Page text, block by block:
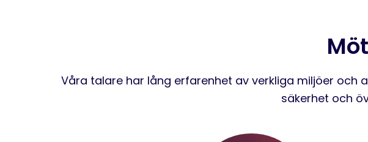
Våra talare har lång erfarenhet av verkliga miljöer
säkerhet och